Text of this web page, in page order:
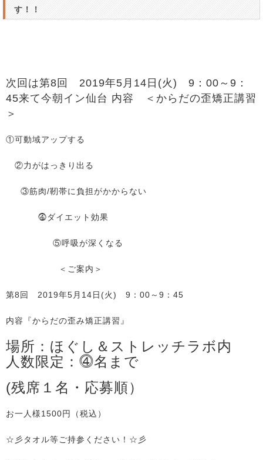
す！！
次回は第8回 2019年5月14日(火) 9：00～9：
45来て今朝イン仙台 内容 ＜からだの歪矯正講習
＞
①可動域アップする
②力がはっきり出る
③筋肉/靭帯に負担がかからない
⓸ダイエット効果
⑤呼吸が深くなる
＜ご案内＞
第8回 2019年5月14日(火) 9：00～9：45
内容『からだの歪み矯正講習』
場所：ほぐし＆ストレッチラボ内
人数限定：⓸名まで
(残席１名・応募順）
お一人様1500円（税込）
☆彡タオル等ご持参ください！☆彡